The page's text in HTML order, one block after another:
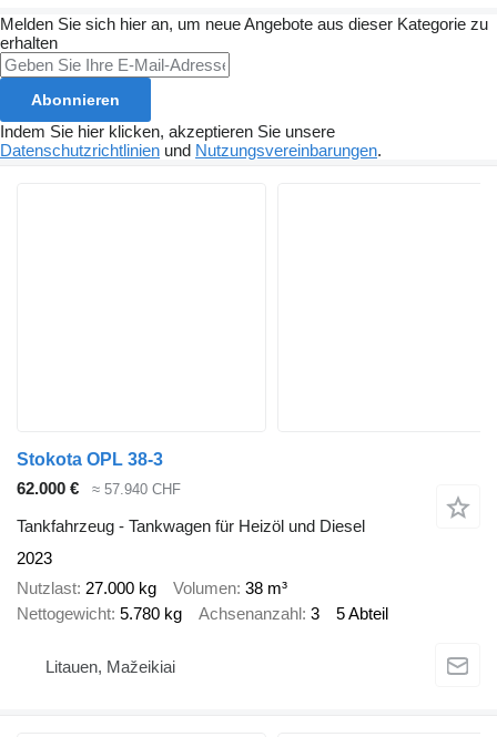
Melden Sie sich hier an, um neue Angebote aus dieser Kategorie zu
erhalten
Abonnieren
Indem Sie hier klicken, akzeptieren Sie unsere
Datenschutzrichtlinien und Nutzungsvereinbarungen.
Stokota OPL 38-3
62.000 €
≈ 57.940 CHF
Tankfahrzeug - Tankwagen für Heizöl und Diesel
2023
Nutzlast 27.000 kg Volumen 38 m³
Nettogewicht 5.780 kg Achsenanzahl 3 5 Abteil
Litauen, Mažeikiai